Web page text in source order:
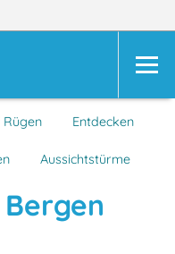
Entdecken
Aussichtstürme